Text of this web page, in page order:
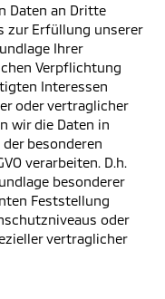
Daten an Dritte
zur Erfüllung unserer
Ihrer
Verpflichtung
Interessen
oder vertraglicher
wir die Daten in
besonderen
verarbeiten. D.h.
besonderer
Feststellung
oder
vertraglicher